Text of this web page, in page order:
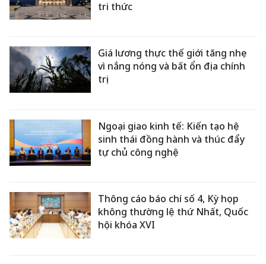
tri thức
Giá lương thực thế giới tăng nhẹ
vì nắng nóng và bất ổn địa chính
trị
Ngoại giao kinh tế: Kiến tạo hệ
sinh thái đồng hành và thúc đẩy
tự chủ công nghệ
Thông cáo báo chí số 4, Kỳ họp
không thường lệ thứ Nhất, Quốc
hội khóa XVI